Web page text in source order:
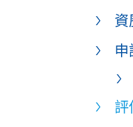
資
申
評